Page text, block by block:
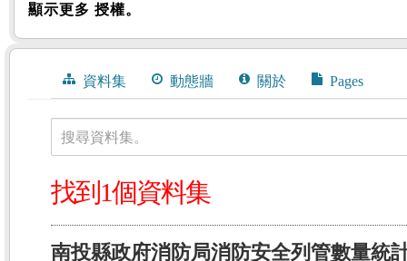
顯示更多 授權。
資料集 動態牆 關於 Pages
搜尋資料集。
找到1個資料集
南投縣政府消防局消防安全列管數量統